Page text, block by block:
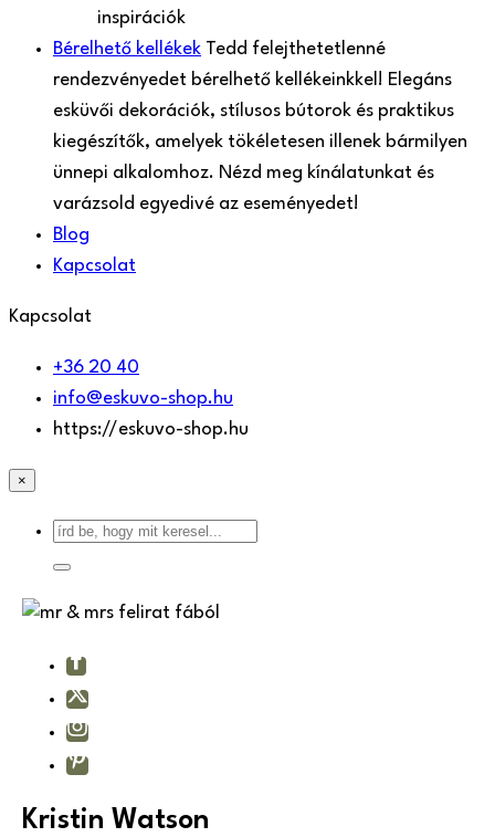
inspirációk
Bérelhető kellékek Tedd felejthetetlenné
rendezvényedet bérelhető kellékeinkkel! Elegáns
esküvői dekorációk, stílusos bútorok és praktikus
kiegészítők, amelyek tökéletesen illenek bármilyen
ünnepi alkalomhoz. Nézd meg kínálatunkat és
varázsold egyedivé az eseményedet!
Blog
Kapcsolat
Kapcsolat
+36 20 40
info@eskuvo-shop.hu
https://eskuvo-shop.hu
×
Kristin Watson